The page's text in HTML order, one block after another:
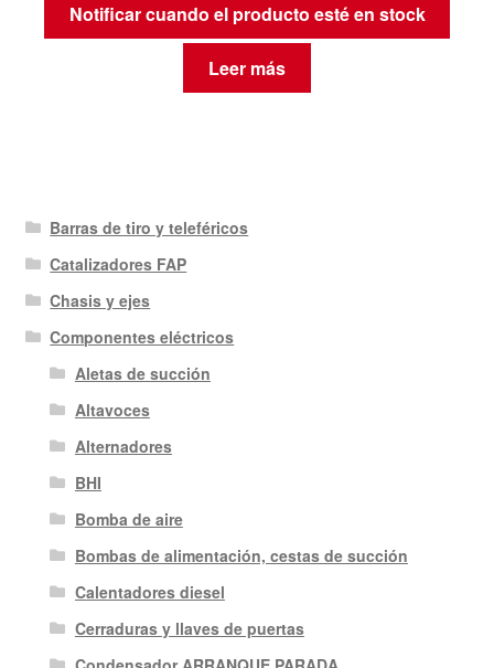
Notificar cuando el producto esté en stock
Leer más
Barras de tiro y teleféricos
Catalizadores FAP
Chasis y ejes
Componentes eléctricos
Aletas de succión
Altavoces
Alternadores
BHI
Bomba de aire
Bombas de alimentación, cestas de succión
Calentadores diesel
Cerraduras y llaves de puertas